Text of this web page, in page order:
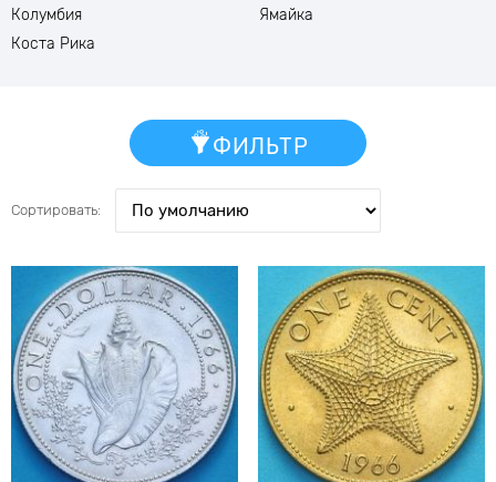
Колумбия
Коста Рика
Ямайка
ФИЛЬТР
Сортировать: